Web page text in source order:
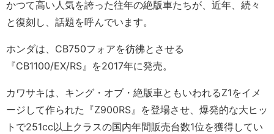
かつて高い人気を誇った往年の絶版車たちが、近年、続々
と復刻し、話題を呼んでいます。
ホンダは、CB750フォアを彷彿とさせる
『CB1100/EX/RS』を2017年に発売。
カワサキは、キング・オブ・絶版車ともいわれるZ1をイメ
ージして作られた『Z900RS』を登場させ、爆発的な大ヒッ
トで251cc以上クラスの国内年間販売台数1位を獲得してい